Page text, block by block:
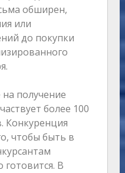
обширен,
или
до покупки
получение
более 100
Конкуренция
чтобы быть в
В